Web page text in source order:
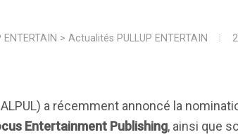
ENTERTAIN > Actualités PULLUP ENTERTAIN
a récemment annoncé la
Entertainment Publishing, ainsi que